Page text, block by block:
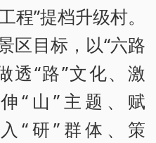
程”提档升级村。
区目标，以“六路
透“路”文化、激
“山”主题、赋
“研”群体、策